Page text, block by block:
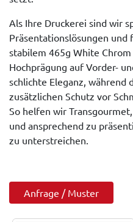
Als Ihre Druckerei sind wir
Präsentationslösungen und
stabilem 465g White
Hochprägung auf Vorder-
schlichte Eleganz, während
zusätzlichen Schutz vor
So helfen wir
und ansprechend zu
zu unterstreichen.
Anfrage / Muster